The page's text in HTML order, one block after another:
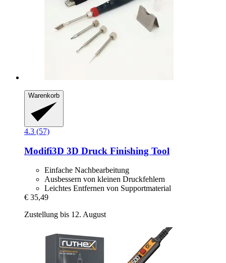
Warenkorb
4.3 (57)
Modifi3D 3D Druck Finishing Tool
Einfache Nachbearbeitung
Ausbessern von kleinen Druckfehlern
Leichtes Entfernen von Supportmaterial
€ 35,49
Zustellung bis 12. August